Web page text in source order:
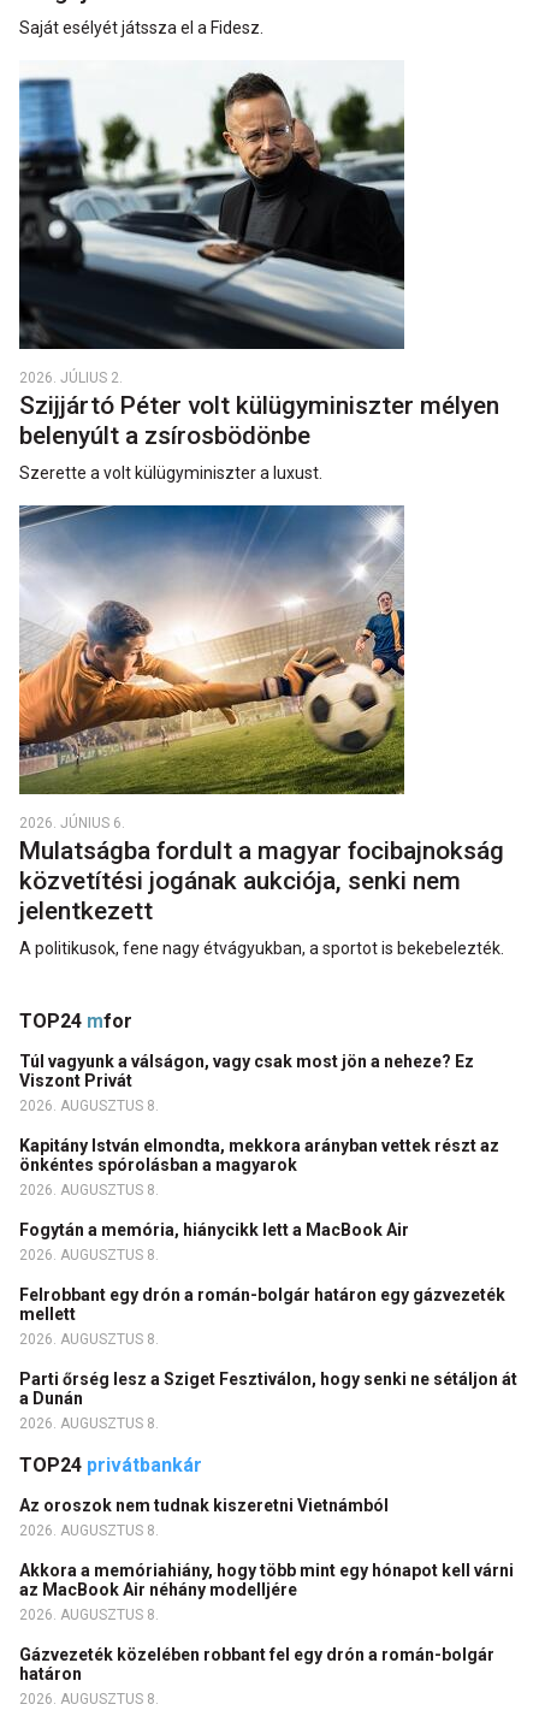
Saját esélyét játssza el a Fidesz.
2026. JÚLIUS 2.
Szijjártó Péter volt külügyminiszter mélyen
belenyúlt a zsírosbödönbe
Szerette a volt külügyminiszter a luxust.
2026. JÚNIUS 6.
Mulatságba fordult a magyar focibajnokság
közvetítési jogának aukciója, senki nem
jelentkezett
A politikusok, fene nagy étvágyukban, a sportot is bekebelezték.
TOP24 mfor
Túl vagyunk a válságon, vagy csak most jön a neheze? Ez
Viszont Privát
2026. AUGUSZTUS 8.
Kapitány István elmondta, mekkora arányban vettek részt az
önkéntes spórolásban a magyarok
2026. AUGUSZTUS 8.
Fogytán a memória, hiánycikk lett a MacBook Air
2026. AUGUSZTUS 8.
Felrobbant egy drón a román-bolgár határon egy gázvezeték
mellett
2026. AUGUSZTUS 8.
Parti őrség lesz a Sziget Fesztiválon, hogy senki ne sétáljon át
a Dunán
2026. AUGUSZTUS 8.
TOP24 privátbankár
Az oroszok nem tudnak kiszeretni Vietnámból
2026. AUGUSZTUS 8.
Akkora a memóriahiány, hogy több mint egy hónapot kell várni
az MacBook Air néhány modelljére
2026. AUGUSZTUS 8.
Gázvezeték közelében robbant fel egy drón a román-bolgár
határon
2026. AUGUSZTUS 8.